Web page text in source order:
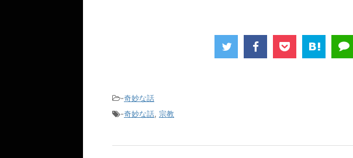
-奇妙な話
-奇妙な話, 宗教